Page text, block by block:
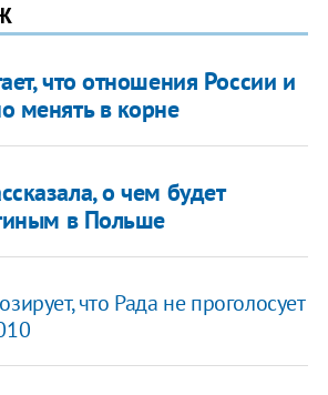
что отношения России и
менять в корне
о чем будет
в Польше
что Рада не проголосует